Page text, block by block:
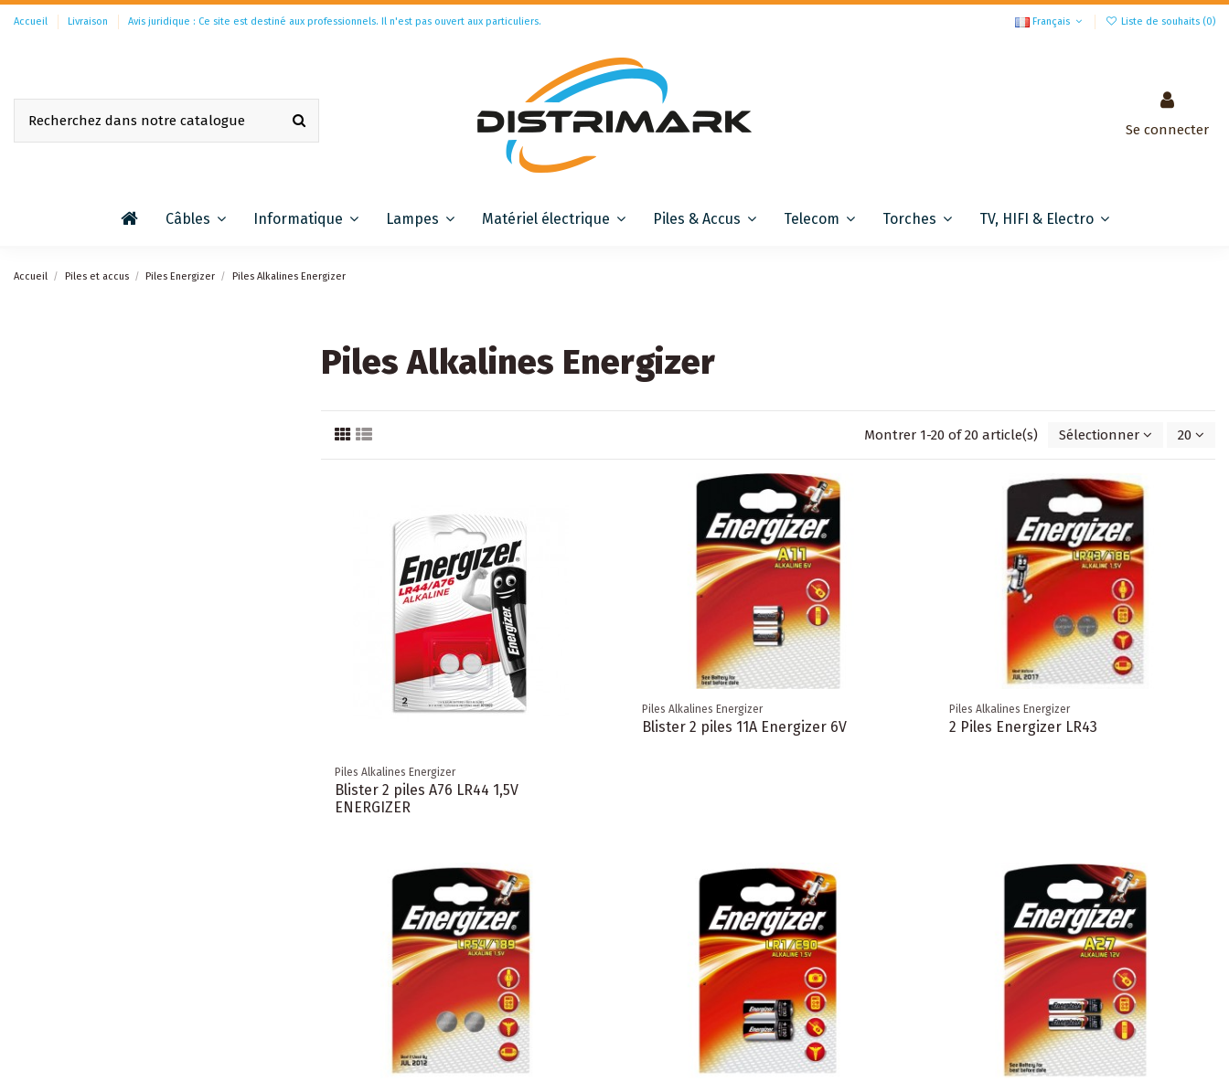
Accueil Livraison Avis juridique : Ce site est destiné aux professionnels. Il n'est pas ouvert aux particuliers. Français Liste de souhaits (0)
Se connecter
Câbles Informatique Lampes Matériel électrique Piles & Accus Telecom Torches TV, HIFI & Electro
Accueil Piles et accus Piles Energizer Piles Alkalines Energizer
Piles Alkalines Energizer
Montrer 1-20 of 20 article(s) Sélectionner 20
Piles Alkalines Energizer
Blister 2 piles A76 LR44 1,5V
ENERGIZER
Piles Alkalines Energizer
Blister 2 piles 11A Energizer 6V
Piles Alkalines Energizer
2 Piles Energizer LR43